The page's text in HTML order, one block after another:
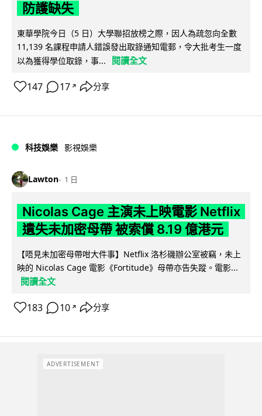
防護缺失
東華學院今日（5 日）大學聯招放榜之際，因人為疏忽向全數
11,139 名課程申請人錯誤發出取錄通知電郵，令大批考生一度
以為獲得學位取錄，事...
閱讀全文
147 17 ↗ 分享
科技娛樂 影視娛樂
Lawton 1 日
Nicolas Cage 主演未上映電影 Netflix
遺失未加密母帶 被索償 8.19 億港元
【唔見未加密母帶咁大件事】Netflix 洛杉磯辦公室被竊，未上
映的 Nicolas Cage 電影《Fortitude》母帶亦告失蹤。電影...
閱讀全文
183 10 ↗ 分享
ADVERTISEMENT